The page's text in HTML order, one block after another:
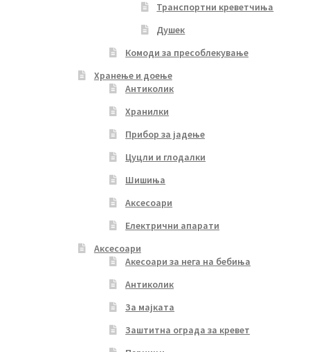
Транспортни креветчиња
Душек
Комоди за пресоблекување
Хранење и доење
Антиколик
Хранилки
Прибор за јадење
Цуцли и глодалки
Шишиња
Аксесоари
Електрични апарати
Аксесоари
Акесоари за нега на бебиња
Антиколик
За мајката
Заштитна ограда за кревет